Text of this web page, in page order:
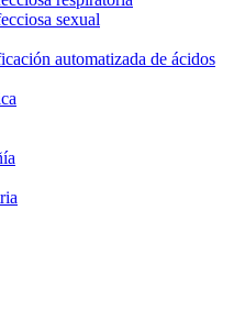
sexual
automatizada de ácidos